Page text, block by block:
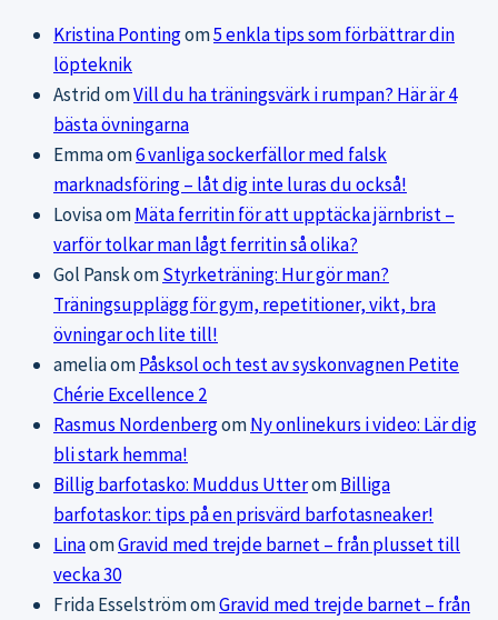
Kristina Pontingom5 enkla tips som förbättrar din
löpteknik
AstridomVill du ha träningsvärk i rumpan? Här är 4
bästa övningarna
Emmaom6 vanliga sockerfällor med falsk
marknadsföring – låt dig inte luras du också!
LovisaomMäta ferritin för att upptäcka järnbrist –
varför tolkar man lågt ferritin så olika?
Gol PanskomStyrketräning: Hur gör man?
Träningsupplägg för gym, repetitioner, vikt, bra
övningar och lite till!
ameliaomPåsksol och test av syskonvagnen Petite
Chérie Excellence 2
Rasmus NordenbergomNy onlinekurs i video: Lär dig
bli stark hemma!
Billig barfotasko: Muddus UtteromBilliga
barfotaskor: tips på en prisvärd barfotasneaker!
LinaomGravid med trejde barnet – från plusset till
vecka 30
Frida EsselströmomGravid med trejde barnet – från